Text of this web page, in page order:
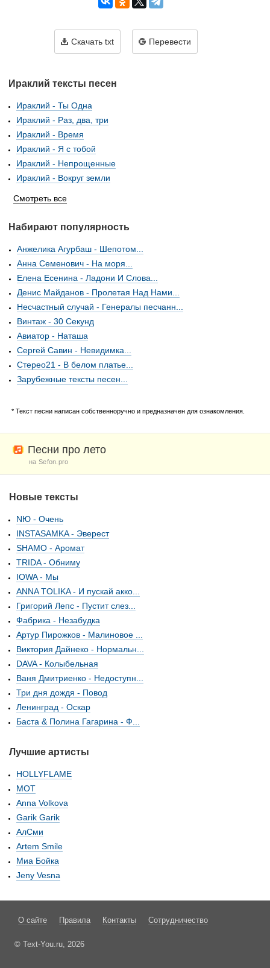
Скачать txt Перевести
Ираклий тексты песен
Ираклий - Ты Одна
Ираклий - Раз, два, три
Ираклий - Время
Ираклий - Я с тобой
Ираклий - Непрощенные
Ираклий - Вокруг земли
Смотреть все
Набирают популярность
Анжелика Агурбаш - Шепотом...
Анна Семенович - На моря...
Елена Есенина - Ладони И Слова...
Денис Майданов - Пролетая Над Нами...
Несчастный случай - Генералы песчанн...
Винтаж - 30 Секунд
Авиатор - Наташа
Сергей Савин - Невидимка...
Стерео21 - В белом платье...
Зарубежные тексты песен...
* Текст песни написан собственноручно и предназначен для ознакомления.
Песни про лето
на Sefon.pro
Новые тексты
NЮ - Очень
INSTASAMKA - Эверест
SHAMO - Аромат
TRIDA - Обниму
IOWA - Мы
ANNA TOLIKA - И пускай акко...
Григорий Лепс - Пустит слез...
Фабрика - Незабудка
Артур Пирожков - Малиновое ...
Виктория Дайнеко - Нормальн...
DAVA - Колыбельная
Ваня Дмитриенко - Недоступн...
Три дня дождя - Повод
Ленинград - Оскар
Баста & Полина Гагарина - Ф...
Лучшие артисты
HOLLYFLAME
МОТ
Anna Volkova
Garik Garik
АлСми
Artem Smile
Миа Бойка
Jeny Vesna
О сайте Правила Контакты Сотрудничество
© Text-You.ru, 2026